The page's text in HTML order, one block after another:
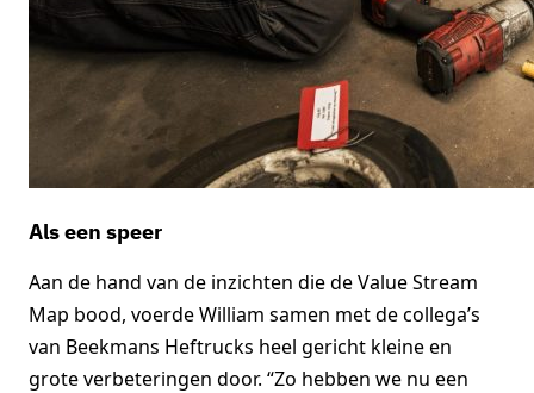
Als een speer
Aan de hand van de inzichten die de Value Stream
Map bood, voerde William samen met de collega’s
van Beekmans Heftrucks heel gericht kleine en
grote verbeteringen door. “Zo hebben we nu een